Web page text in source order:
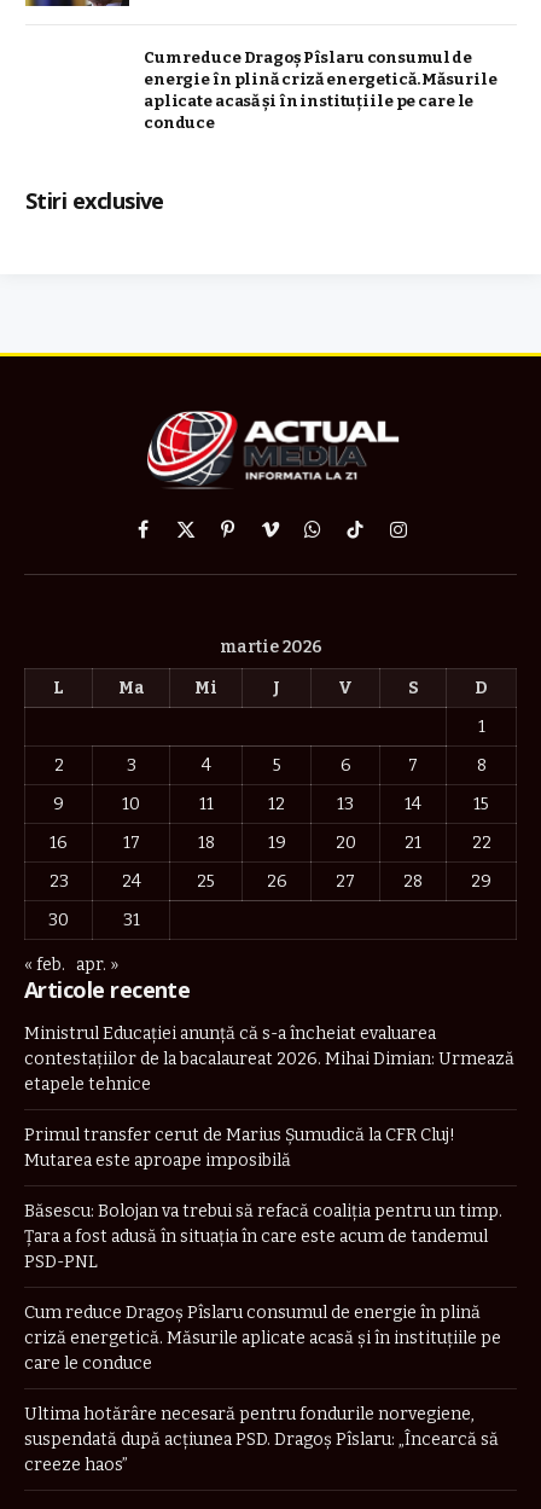
Cum reduce Dragoș Pîslaru consumul de
energie în plină criză energetică. Măsurile
aplicate acasă și în instituțiile pe care le
conduce
Stiri exclusive
Facebook
X
PinterestVimeoWhatsApp
TikTokInstagram
martie 2026
L
Ma Mi J V S
D
1
2
3 4 5 6 7
8
9
10 11 12 13 14
15
16
17 18 19 20 21
22
23
24 25 26 27 28
29
30
31
« feb. apr. »
Articole recente
Ministrul Educației anunță că s-a încheiat evaluarea
contestațiilor de la bacalaureat 2026. Mihai Dimian: Urmează
etapele tehnice
Primul transfer cerut de Marius Șumudică la CFR Cluj!
Mutarea este aproape imposibilă
Băsescu: Bolojan va trebui să refacă coaliţia pentru un timp.
Țara a fost adusă în situaţia în care este acum de tandemul
PSD-PNL
Cum reduce Dragoș Pîslaru consumul de energie în plină
criză energetică. Măsurile aplicate acasă și în instituțiile pe
care le conduce
Ultima hotărâre necesară pentru fondurile norvegiene,
suspendată după acțiunea PSD. Dragoș Pîslaru: „Încearcă să
creeze haos”